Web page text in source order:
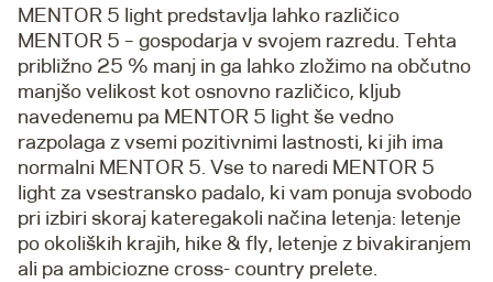
MENTOR 5 light predstavlja lahko različico
MENTOR 5 – gospodarja v svojem razredu. Tehta
približno 25 % manj in ga lahko zložimo na občutno
manjšo velikost kot osnovno različico, kljub
navedenemu pa MENTOR 5 light še vedno
razpolaga z vsemi pozitivnimi lastnosti, ki jih ima
normalni MENTOR 5. Vse to naredi MENTOR 5
light za vsestransko padalo, ki vam ponuja svobodo
pri izbiri skoraj kateregakoli načina letenja: letenje
po okoliških krajih, hike & fly, letenje z bivakiranjem
ali pa ambiciozne cross- country prelete.